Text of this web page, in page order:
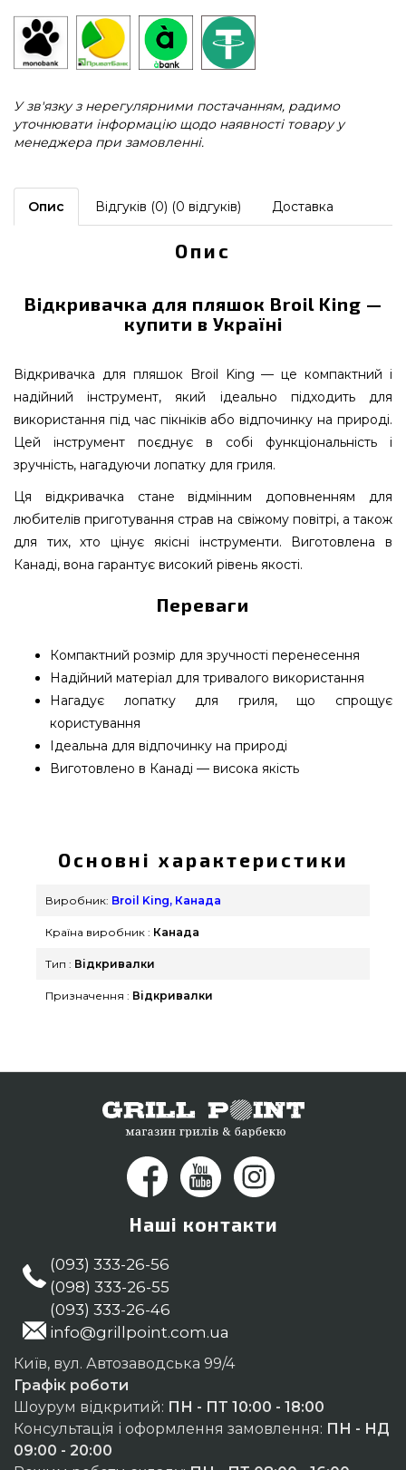
У зв'язку з нерегулярними постачанням, радимо
уточнювати інформацію щодо наявності товару у
менеджера при замовленні.
Опис Відгуків (0) (0 відгуків) Доставка
Опис
Відкривачка для пляшок Broil King —
купити в Україні
Відкривачка для пляшок Broil King — це компактний і
надійний інструмент, який ідеально підходить для
використання під час пікніків або відпочинку на природі.
Цей інструмент поєднує в собі функціональність і
зручність, нагадуючи лопатку для гриля.
Ця відкривачка стане відмінним доповненням для
любителів приготування страв на свіжому повітрі, а також
для тих, хто цінує якісні інструменти. Виготовлена в
Канаді, вона гарантує високий рівень якості.
Переваги
Компактний розмір для зручності перенесення
Надійний матеріал для тривалого використання
Нагадує лопатку для гриля, що спрощує
користування
Ідеальна для відпочинку на природі
Виготовлено в Канаді — висока якість
Broil King, Канада за нормальною ціною всего
450 грн. в онлайн каталозі грилів та барбекю
Гриль Поінт. Кращі пропозиції на Інше в каталозі
зараз нашим продавцям по номеру 0(800) 337-
275 и мы допоможемо знайти покупцям у: Рівне,
Основні характеристики
Виробник: Broil King, Канада
Країна виробник : Канада
Тип : Відкривалки
Призначення : Відкривалки
Наші контакти
(093) 333-26-56
(098) 333-26-55
(093) 333-26-46
info@grillpoint.com.ua
Київ, вул. Автозаводська 99/4
Графік роботи
Шоурум відкритий: ПН - ПТ 10:00 - 18:00
Консультація і оформлення замовлення: ПН - НД
09:00 - 20:00